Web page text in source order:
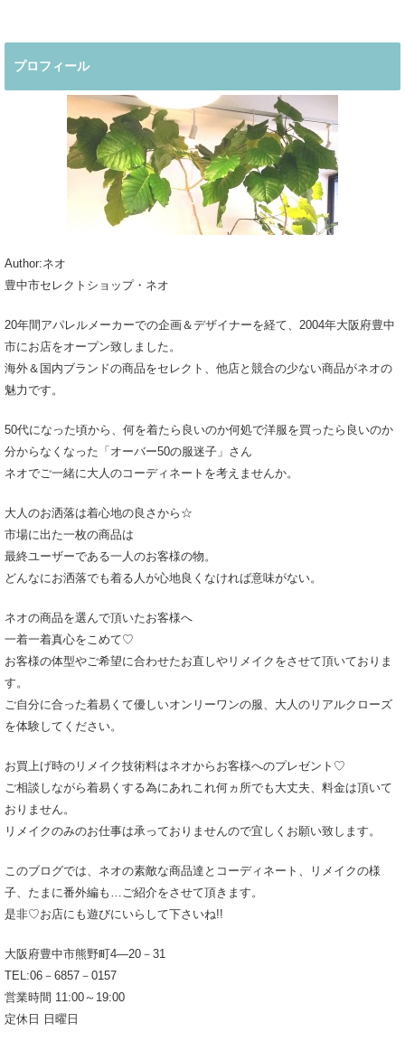
プロフィール
Author:ネオ
豊中市セレクトショップ・ネオ
20年間アパレルメーカーでの企画＆デザイナーを経て、2004年大阪府豊中
市にお店をオープン致しました。
海外＆国内ブランドの商品をセレクト、他店と競合の少ない商品がネオの
魅力です。
50代になった頃から、何を着たら良いのか何処で洋服を買ったら良いのか
分からなくなった「オーバー50の服迷子」さん
ネオでご一緒に大人のコーディネートを考えませんか。
大人のお洒落は着心地の良さから☆
市場に出た一枚の商品は
最終ユーザーである一人のお客様の物。
どんなにお洒落でも着る人が心地良くなければ意味がない。
ネオの商品を選んで頂いたお客様へ
一着一着真心をこめて♡
お客様の体型やご希望に合わせたお直しやリメイクをさせて頂いておりま
す。
ご自分に合った着易くて優しいオンリーワンの服、大人のリアルクローズ
を体験してください。
お買上げ時のリメイク技術料はネオからお客様へのプレゼント♡
ご相談しながら着易くする為にあれこれ何ヵ所でも大丈夫、料金は頂いて
おりません。
リメイクのみのお仕事は承っておりませんので宜しくお願い致します。
このブログでは、ネオの素敵な商品達とコーディネート、リメイクの様
子、たまに番外編も…ご紹介をさせて頂きます。
是非♡お店にも遊びにいらして下さいね!!
大阪府豊中市熊野町4―20－31
TEL:06－6857－0157
営業時間 11:00～19:00
定休日 日曜日